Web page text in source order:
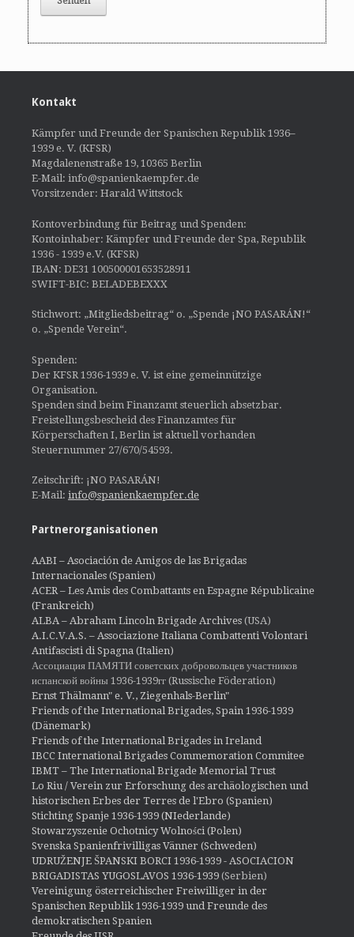
Kontakt
Kämpfer und Freunde der Spanischen Republik 1936–
1939 e. V. (KFSR)
Magdalenenstraße 19, 10365 Berlin
E-Mail: info@spanienkaempfer.de
Vorsitzender: Harald Wittstock
Kontoverbindung für Beitrag und Spenden:
Kontoinhaber: Kämpfer und Freunde der Spa, Republik
1936 - 1939 e.V. (KFSR)
IBAN: DE31 100500001653528911
SWIFT-BIC: BELADEBEXXX
Stichwort: „Mitgliedsbeitrag“ o. „Spende ¡NO PASARÁN!“
o. „Spende Verein“.
Spenden:
Der KFSR 1936-1939 e. V. ist eine gemeinnützige
Organisation.
Spenden sind beim Finanzamt steuerlich absetzbar.
Freistellungsbescheid des Finanzamtes für
Körperschaften I, Berlin ist aktuell vorhanden
Steuernummer 27/670/54593.
Zeitschrift: ¡NO PASARÁN!
E-Mail: info@spanienkaempfer.de
Partnerorganisationen
AABI – Asociación de Amigos de las Brigadas
Internacionales (Spanien)
ACER – Les Amis des Combattants en Espagne Républicaine
(Frankreich)
ALBA – Abraham Lincoln Brigade Archives (USA)
A.I.C.V.A.S. – Associazione Italiana Combattenti Volontari
Antifascisti di Spagna (Italien)
Ассоциация ПАМЯТИ советских добровольцев участников
испанской войны 1936-1939гг (Russische Föderation)
Ernst Thälmann" e. V., Ziegenhals-Berlin"
Friends of the International Brigades, Spain 1936-1939
(Dänemark)
Friends of the International Brigades in Ireland
IBCC International Brigades Commemoration Commitee
IBMT – The International Brigade Memorial Trust
Lo Riu / Verein zur Erforschung des archäologischen und
historischen Erbes der Terres de l'Ebro (Spanien)
Stichting Spanje 1936-1939 (NIederlande)
Stowarzyszenie Ochotnicy Wolności (Polen)
Svenska Spanienfrivilligas Vänner (Schweden)
UDRUŽENJE ŠPANSKI BORCI 1936-1939 - ASOCIACION
BRIGADISTAS YUGOSLAVOS 1936-1939 (Serbien)
Vereinigung österreichischer Freiwilliger in der
Spanischen Republik 1936-1939 und Freunde des
demokratischen Spanien